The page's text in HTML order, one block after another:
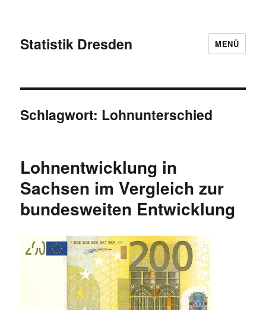
Statistik Dresden MENÜ
Schlagwort: Lohnunterschied
Lohnentwicklung in
Sachsen im Vergleich zur
bundesweiten Entwicklung